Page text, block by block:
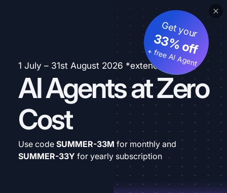
1 July – 31st August 2026 *extended
AI Agents at Zero
Cost
Get your
33% off
+ free AI Agent
Use code SUMMER-33M for monthly and
SUMMER-33Y for yearly subscription